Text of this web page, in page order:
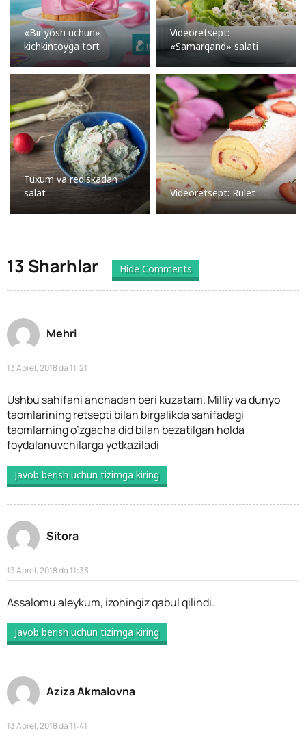
«Bir yosh uchun»
kichkintoyga tort
Videoretsept:
«Samarqand» salati
Tuxum va rediskadan
salat
Videoretsept: Rulet
13 Sharhlar Hide Comments
Mehri
13 Aprel, 2018 da 11:21
Ushbu sahifani anchadan beri kuzatam. Milliy va dunyo
taomlarining retsepti bilan birgalikda sahifadagi
taomlarning o’zgacha did bilan bezatilgan holda
foydalanuvchilarga yetkaziladi
Javob berish uchun tizimga kiring
Sitora
13 Aprel, 2018 da 11:33
Assalomu aleykum, izohingiz qabul qilindi.
Javob berish uchun tizimga kiring
Aziza Akmalovna
13 Aprel, 2018 da 11:41